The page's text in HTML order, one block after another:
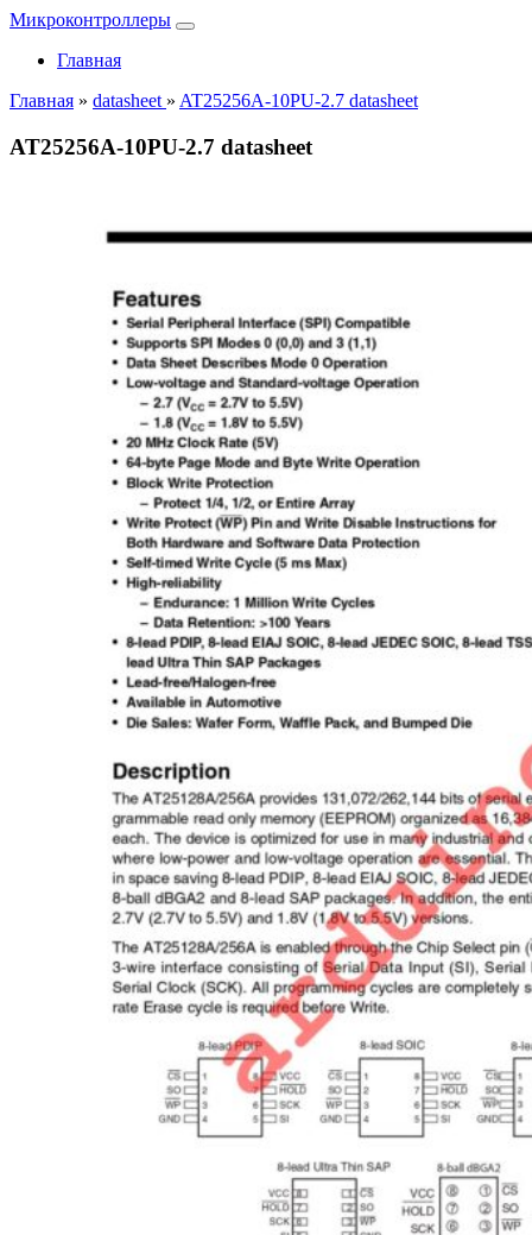
Микроконтроллеры
Главная
Главная » datasheet » AT25256A-10PU-2.7 datasheet
AT25256A-10PU-2.7 datasheet